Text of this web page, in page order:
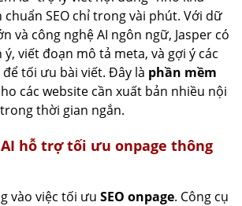
chuẩn SEO chỉ trong vài phút. Với dữ
và công nghệ AI ngôn ngữ, Jasper có
viết đoạn mô tả meta, và gợi ý các
tối ưu bài viết. Đây là phần mềm
các website cần xuất bản nhiều nội
thời gian ngắn.
AI hỗ trợ tối ưu onpage thông
vào việc tối ưuSEO onpage. Công cụ